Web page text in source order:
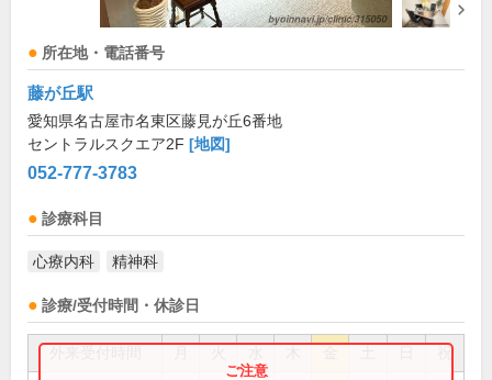
所在地・電話番号
藤が丘駅
愛知県名古屋市名東区藤見が丘6番地
セントラルスクエア2F [地図]
052-777-3783
診療科目
心療内科 精神科
診療/受付時間・休診日
祝